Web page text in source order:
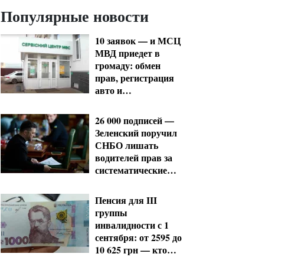
Популярные новости
10 заявок — и МСЦ
МВД приедет в
громаду: обмен
прав, регистрация
авто и
удостоверение
26 000 подписей —
Зеленский поручил
СНБО лишать
водителей прав за
систематические
Пенсия для III
группы
инвалидности с 1
сентября: от 2595 до
10 625 грн — кто